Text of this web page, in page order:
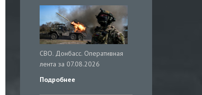
СВО. Донбасс. Оперативная
лента за 07.08.2026
Подробнее